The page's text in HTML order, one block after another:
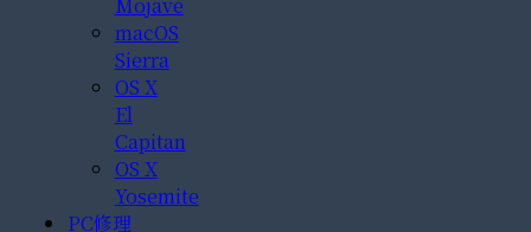
macOS
Sierra
OS X
El
Capitan
OS X
Yosemite
PC修理